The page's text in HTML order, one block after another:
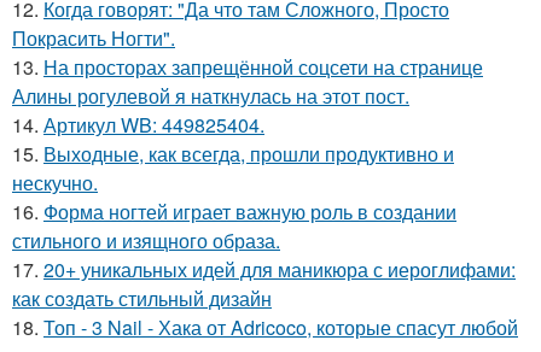
12. Когда говорят: "Да что там Сложного, Просто
Покрасить Ногти".
13. На просторах запрещённой соцсети на странице
Алины рогулевой я наткнулась на этот пост.
14. Артикул WB: 449825404.
15. Выходные, как всегда, прошли продуктивно и
нескучно.
16. Форма ногтей играет важную роль в создании
стильного и изящного образа.
17. 20+ уникальных идей для маникюра с иероглифами:
как создать стильный дизайн
18. Топ - 3 Nail - Хака от Adricoco, которые спасут любой